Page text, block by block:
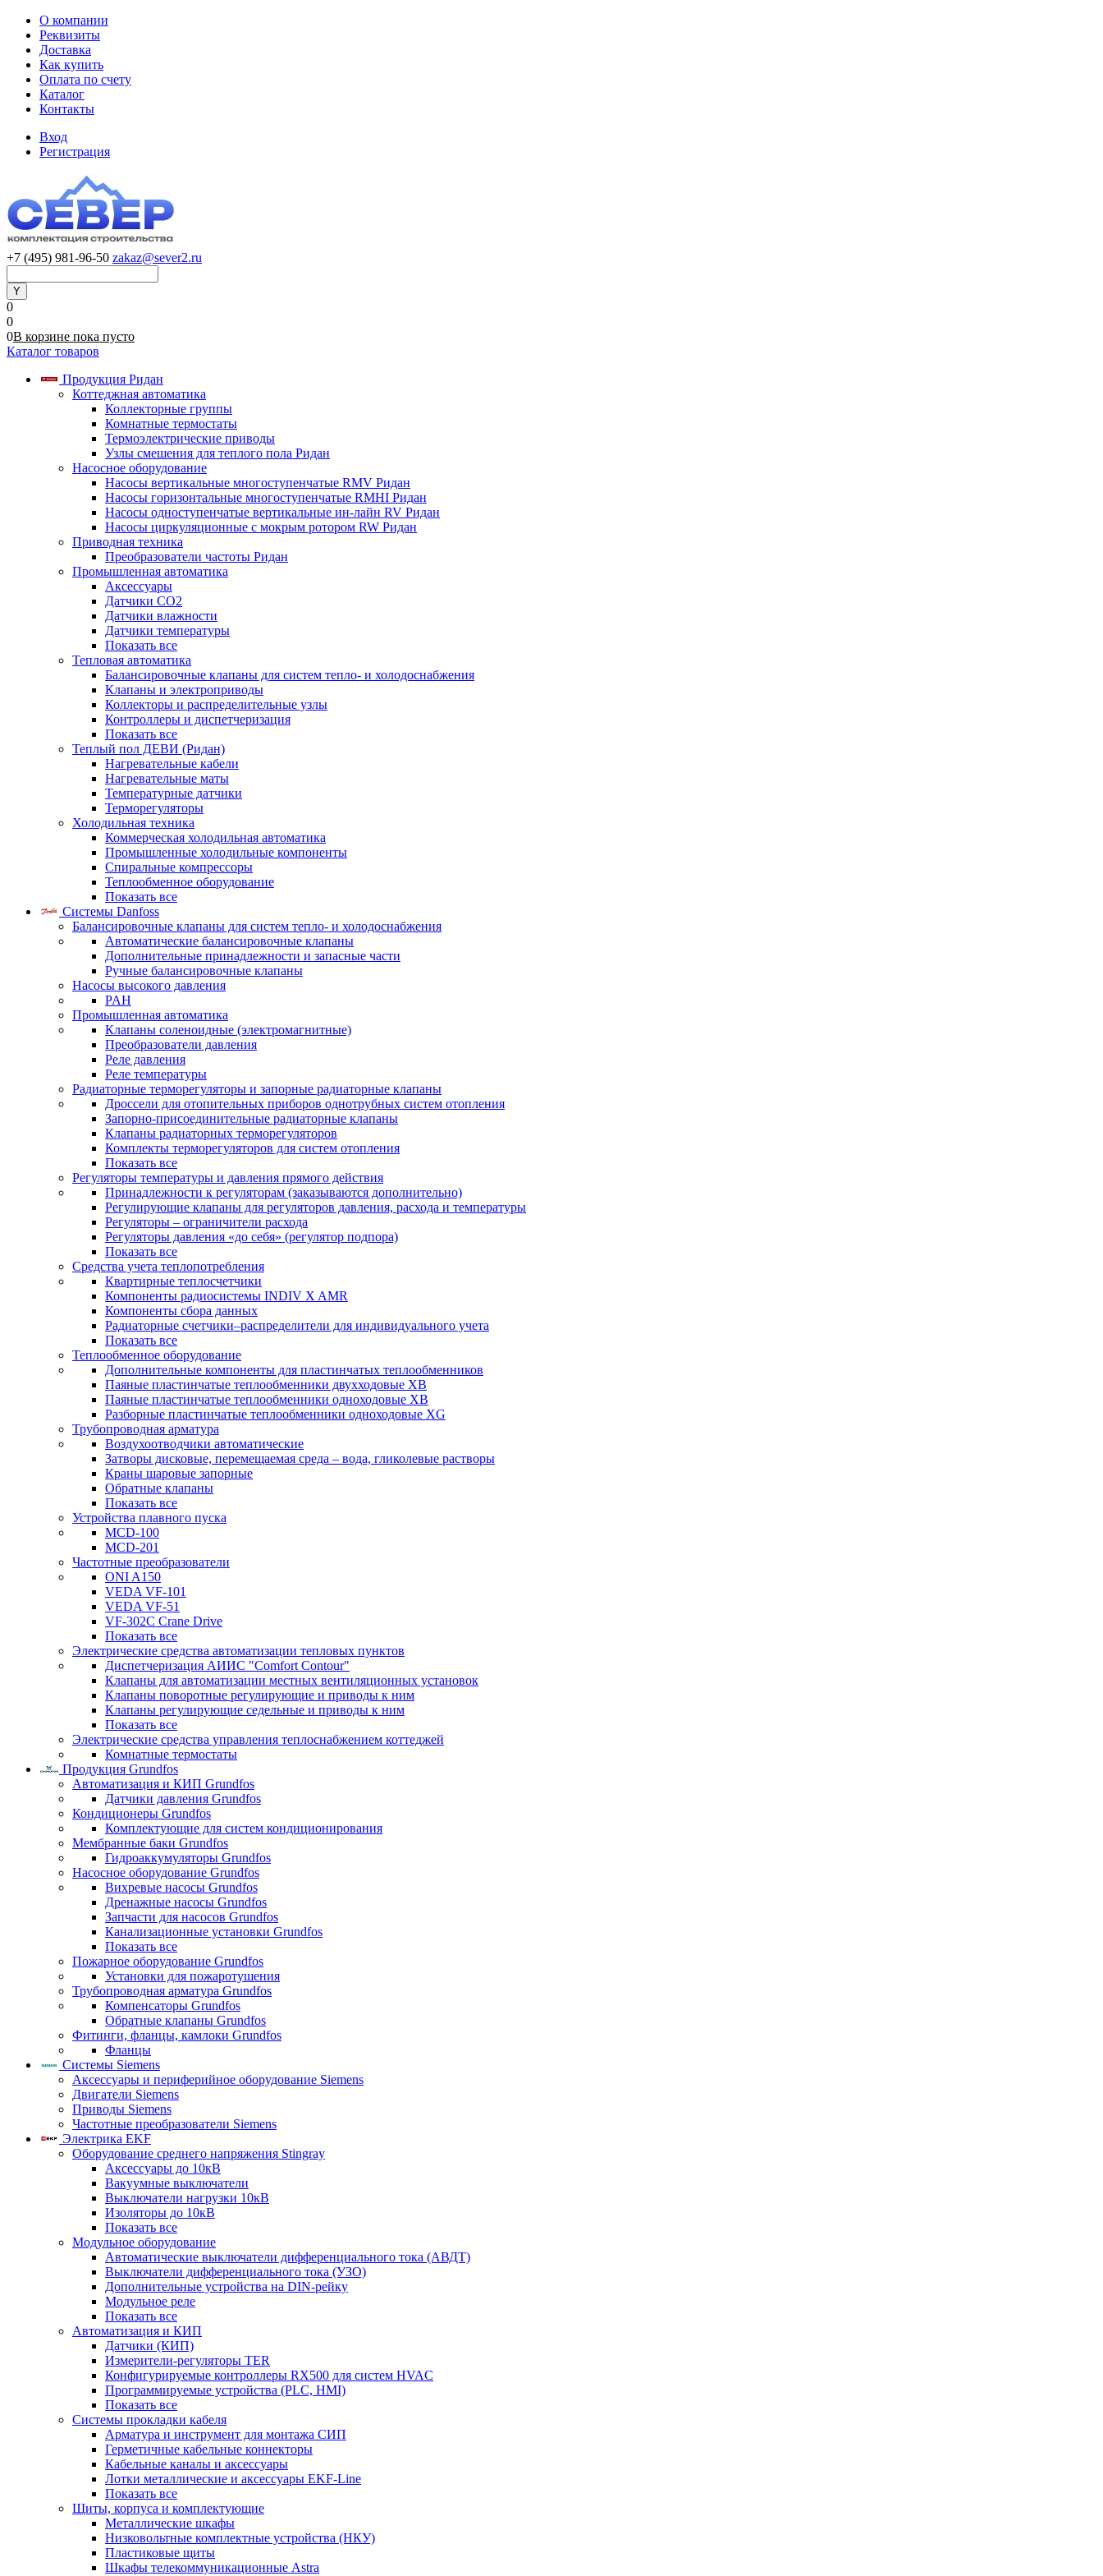
О компании
Реквизиты
Доставка
Как купить
Оплата по счету
Каталог
Контакты
Вход
Регистрация
+7 (495) 981-96-50 zakaz@sever2.ru
0
0
0В корзине пока пусто
Каталог товаров
Продукция Ридан
Коттеджная автоматика
Коллекторные группы
Комнатные термостаты
Термоэлектрические приводы
Узлы смешения для теплого пола Ридан
Насосное оборудование
Насосы вертикальные многоступенчатые RMV Ридан
Насосы горизонтальные многоступенчатые RMHI Ридан
Насосы одноступенчатые вертикальные ин-лайн RV Ридан
Насосы циркуляционные с мокрым ротором RW Ридан
Приводная техника
Преобразователи частоты Ридан
Промышленная автоматика
Аксессуары
Датчики CO2
Датчики влажности
Датчики температуры
Показать все
Тепловая автоматика
Балансировочные клапаны для систем тепло- и холодоснабжения
Клапаны и электроприводы
Коллекторы и распределительные узлы
Контроллеры и диспетчеризация
Показать все
Теплый пол ДЕВИ (Ридан)
Нагревательные кабели
Нагревательные маты
Температурные датчики
Терморегуляторы
Холодильная техника
Коммерческая холодильная автоматика
Промышленные холодильные компоненты
Спиральные компрессоры
Теплообменное оборудование
Показать все
Системы Danfoss
Балансировочные клапаны для систем тепло- и холодоснабжения
Автоматические балансировочные клапаны
Дополнительные принадлежности и запасные части
Ручные балансировочные клапаны
Насосы высокого давления
PAH
Промышленная автоматика
Клапаны соленоидные (электромагнитные)
Преобразователи давления
Реле давления
Реле температуры
Радиаторные терморегуляторы и запорные радиаторные клапаны
Дроссели для отопительных приборов однотрубных систем отопления
Запорно-присоединительные радиаторные клапаны
Клапаны радиаторных терморегуляторов
Комплекты терморегуляторов для систем отопления
Показать все
Регуляторы температуры и давления прямого действия
Принадлежности к регуляторам (заказываются дополнительно)
Регулирующие клапаны для регуляторов давления, расхода и температуры
Регуляторы – ограничители расхода
Регуляторы давления «до себя» (регулятор подпора)
Показать все
Средства учета теплопотребления
Квартирные теплосчетчики
Компоненты радиосистемы INDIV X AMR
Компоненты сбора данных
Радиаторные счетчики–распределители для индивидуального учета
Показать все
Теплообменное оборудование
Дополнительные компоненты для пластинчатых теплообменников
Паяные пластинчатые теплообменники двухходовые XB
Паяные пластинчатые теплообменники одноходовые ХВ
Разборные пластинчатые теплообменники одноходовые ХG
Трубопроводная арматура
Воздухоотводчики автоматические
Затворы дисковые, перемещаемая среда – вода, гликолевые растворы
Краны шаровые запорные
Обратные клапаны
Показать все
Устройства плавного пуска
MCD-100
MCD-201
Частотные преобразователи
ONI A150
VEDA VF-101
VEDA VF-51
VF-302C Crane Drive
Показать все
Электрические средства автоматизации тепловых пунктов
Диспетчеризация АИИС "Comfort Contour"
Клапаны для автоматизации местных вентиляционных установок
Клапаны поворотные регулирующие и приводы к ним
Клапаны регулирующие седельные и приводы к ним
Показать все
Электрические средства управления теплоснабжением коттеджей
Комнатные термостаты
Продукция Grundfos
Автоматизация и КИП Grundfos
Датчики давления Grundfos
Кондиционеры Grundfos
Комплектующие для систем кондиционирования
Мембранные баки Grundfos
Гидроаккумуляторы Grundfos
Насосное оборудование Grundfos
Вихревые насосы Grundfos
Дренажные насосы Grundfos
Запчасти для насосов Grundfos
Канализационные установки Grundfos
Показать все
Пожарное оборудование Grundfos
Установки для пожаротушения
Трубопроводная арматура Grundfos
Компенсаторы Grundfos
Обратные клапаны Grundfos
Фитинги, фланцы, камлоки Grundfos
Фланцы
Системы Siemens
Аксессуары и периферийное оборудование Siemens
Двигатели Siemens
Приводы Siemens
Частотные преобразователи Siemens
Электрика EKF
Оборудование среднего напряжения Stingray
Аксессуары до 10кВ
Вакуумные выключатели
Выключатели нагрузки 10кВ
Изоляторы до 10кВ
Показать все
Модульное оборудование
Автоматические выключатели дифференциального тока (АВДТ)
Выключатели дифференциального тока (УЗО)
Дополнительные устройства на DIN-рейку
Модульное реле
Показать все
Автоматизация и КИП
Датчики (КИП)
Измерители-регуляторы TER
Конфигурируемые контроллеры RX500 для систем HVAC
Программируемые устройства (PLC, HMI)
Показать все
Системы прокладки кабеля
Арматура и инструмент для монтажа СИП
Герметичные кабельные коннекторы
Кабельные каналы и аксессуары
Лотки металлические и аксессуары EKF-Line
Показать все
Щиты, корпуса и комплектующие
Металлические шкафы
Низковольтные комплектные устройства (НКУ)
Пластиковые щиты
Шкафы телекоммуникационные Astra